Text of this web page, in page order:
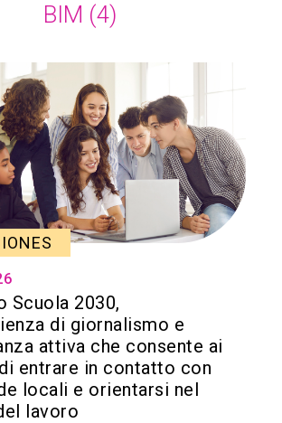
BIM (4)
Scuola 2030,
di giornalismo e
attiva che consente ai
entrare in contatto con
locali e orientarsi nel
lavoro